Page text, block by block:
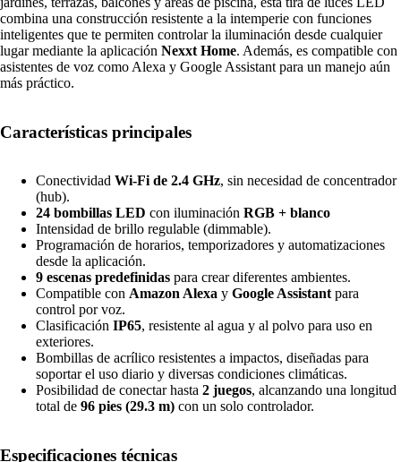
combina una construcción resistente a la intemperie con funciones
inteligentes que te permiten controlar la iluminación desde cualquier
lugar mediante la aplicación Nexxt Home. Además, es compatible con
asistentes de voz como Alexa y Google Assistant para un manejo aún
más práctico.
Características principales
Conectividad Wi-Fi de 2.4 GHz, sin necesidad de concentrador
(hub).
24 bombillas LED con iluminación RGB + blanco
Intensidad de brillo regulable (dimmable).
Programación de horarios, temporizadores y automatizaciones
desde la aplicación.
9 escenas predefinidas para crear diferentes ambientes.
Compatible con Amazon Alexa y Google Assistant para
control por voz.
Clasificación IP65, resistente al agua y al polvo para uso en
exteriores.
Bombillas de acrílico resistentes a impactos, diseñadas para
soportar el uso diario y diversas condiciones climáticas.
Posibilidad de conectar hasta 2 juegos, alcanzando una longitud
total de 96 pies (29.3 m) con un solo controlador.
Especificaciones técnicas